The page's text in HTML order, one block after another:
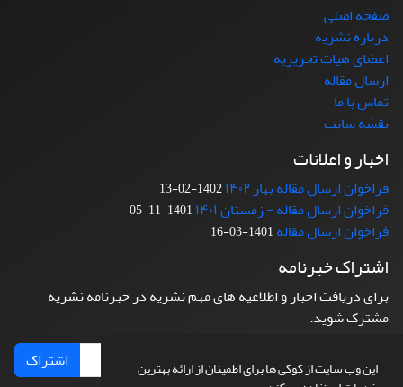
این وب سایت از کوکی ها برای اطمینان از ارائه بهترین
صفحه اصلی
درباره نشریه
اعضای هیات تحریریه
ارسال مقاله
تماس با ما
نقشه سایت
اخبار و اعلانات
فراخوان ارسال مقاله بهار ۱۴۰۲ 1402-02-13
فراخوان ارسال مقاله - زمستان ۱۴۰۱ 1401-11-05
فراخوان ارسال مقاله1401-03-16
اشتراک خبرنامه
برای دریافت اخبار و اطلاعیه های مهم نشریه در خبرنامه نشریه
مشترک شوید.
اشتراک